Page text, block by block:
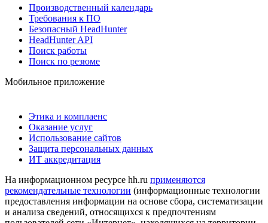
Производственный календарь
Требования к ПО
Безопасный HeadHunter
HeadHunter API
Поиск работы
Поиск по резюме
Мобильное приложение
Этика и комплаенс
Оказание услуг
Использование сайтов
Защита персональных данных
ИТ аккредитация
На информационном ресурсе hh.ru применяются
рекомендательные технологии (информационные технологии
предоставления информации на основе сбора, систематизации
и анализа сведений, относящихся к предпочтениям